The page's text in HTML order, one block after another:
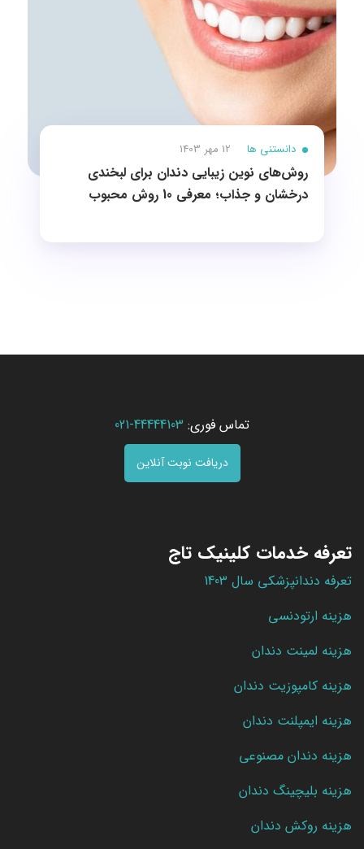
دانستنی ها 12 مهر 1403
روش‌های نوین زیبایی دندان برای لبخندی
درخشان و جذاب؛ معرفی 10 روش محبوب
تماس فوری: 44444103-021
دریافت نوبت آنلاین
تعرفه خدمات کلینیک تاج
تعرفه دندانپزشکی سال 1403
هزینه ارتودنسی
هزینه لمینت دندان
هزینه کامپوزیت دندان
هزینه ایمپلنت دندان
هزینه دندان مصنوعی
هزینه بلیچینگ دندان
هزینه روکش دندان